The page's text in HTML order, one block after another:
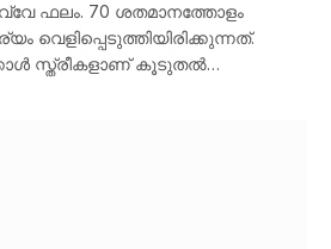
ഫലം. 70 ശതമാനത്തോളം
വെളിപ്പെടുത്തിയിരിക്കുന്നത്.
സ്ത്രീകളാണ് കൂടുതൽ…